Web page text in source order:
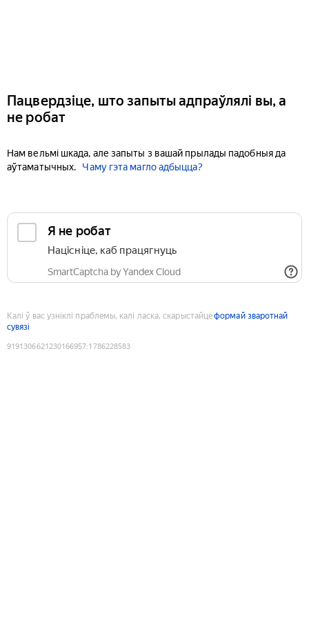
Пацвердзіце, што запыты адпраўлялі вы, а
не робат
Нам вельмі шкада, але запыты з вашай прылады падобныя да
аўтаматычных.
Чаму гэта магло адбыцца?
Я не робат
Націсніце, каб працягнуць
SmartCaptcha by Yandex Cloud
Калі ў вас узніклі праблемы, калі ласка, скарыстайцеформай зваротнай
сувязі
9191306621230166957:1786228583